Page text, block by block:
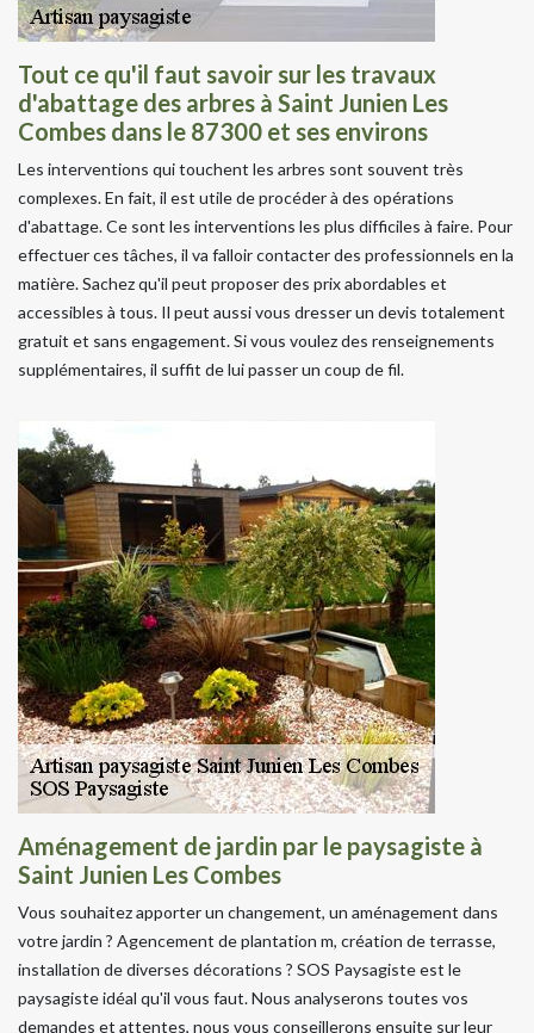
Tout ce qu'il faut savoir sur les travaux
d'abattage des arbres à Saint Junien Les
Combes dans le 87300 et ses environs
Les interventions qui touchent les arbres sont souvent très
complexes. En fait, il est utile de procéder à des opérations
d'abattage. Ce sont les interventions les plus difficiles à faire. Pour
effectuer ces tâches, il va falloir contacter des professionnels en la
matière. Sachez qu'il peut proposer des prix abordables et
accessibles à tous. Il peut aussi vous dresser un devis totalement
gratuit et sans engagement. Si vous voulez des renseignements
supplémentaires, il suffit de lui passer un coup de fil.
Aménagement de jardin par le paysagiste à
Saint Junien Les Combes
Vous souhaitez apporter un changement, un aménagement dans
votre jardin ? Agencement de plantation m, création de terrasse,
installation de diverses décorations ? SOS Paysagiste est le
paysagiste idéal qu'il vous faut. Nous analyserons toutes vos
demandes et attentes, nous vous conseillerons ensuite sur leur